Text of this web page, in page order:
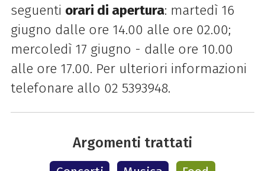
seguenti orari di apertura: martedì 16
giugno dalle ore 14.00 alle ore 02.00;
mercoledì 17 giugno - dalle ore 10.00
alle ore 17.00. Per ulteriori informazioni
telefonare allo 02 5393948.
Argomenti trattati